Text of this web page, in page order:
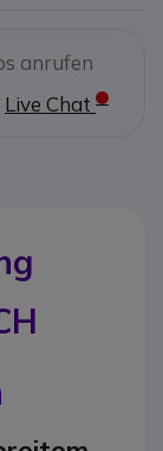
anrufen
Live Chat